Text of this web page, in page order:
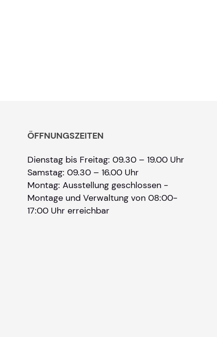
ÖFFNUNGSZEITEN
Dienstag bis Freitag: 09.30 – 19.00 Uhr
Samstag: 09.30 – 16.00 Uhr
Montag: Ausstellung geschlossen -
Montage und Verwaltung von 08:00-
17:00 Uhr erreichbar